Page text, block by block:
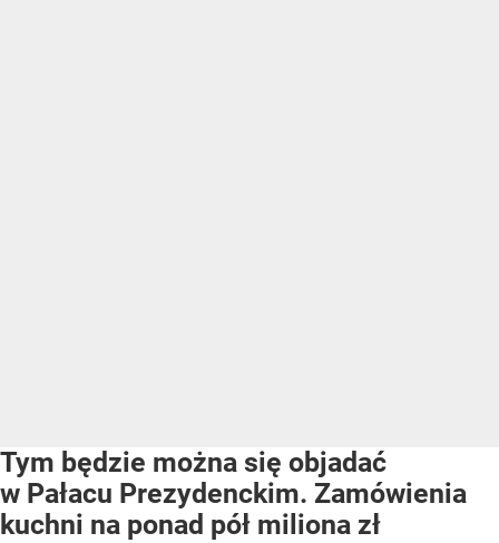
Tym będzie można się objadać
w Pałacu Prezydenckim. Zamówienia
kuchni na ponad pół miliona zł